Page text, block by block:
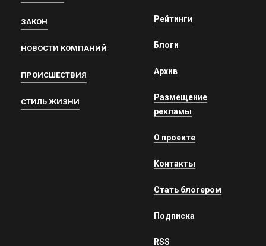
ЗАКОН
НОВОСТИ КОМПАНИЙ
ПРОИСШЕСТВИЯ
СТИЛЬ ЖИЗНИ
Рейтинги
Блоги
Архив
Размещение
рекламы
О проекте
Контакты
Стать блогером
Подписка
RSS